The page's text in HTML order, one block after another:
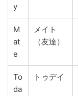
y
M
at
e
メイト
（友達）
To
da
トゥデイ